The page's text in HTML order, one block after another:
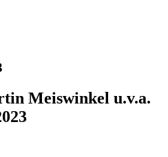
Meiswinkel u.v.a.